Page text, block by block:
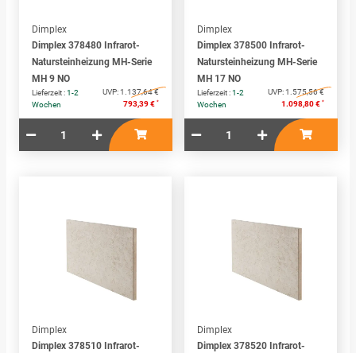
Dimplex
Dimplex 378480 Infrarot-
Natursteinheizung MH-Serie
MH 9 NO
Lieferzeit :1-2
Wochen
UVP:1.137,64 €
793,39 € *
Dimplex
Dimplex 378500 Infrarot-
Natursteinheizung MH-Serie
MH 17 NO
Lieferzeit :1-2
Wochen
UVP:1.575,56 €
1.098,80 € *
Dimplex
Dimplex 378510 Infrarot-
Dimplex
Dimplex 378520 Infrarot-